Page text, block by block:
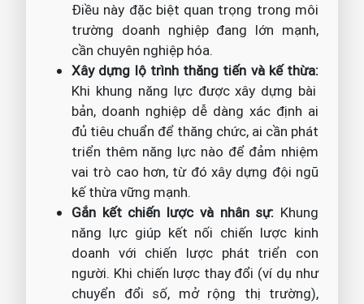
Điều này đặc biệt quan trọng trong môi
trường doanh nghiệp đang lớn mạnh,
cần chuyên nghiệp hóa.
Xây dựng lộ trình thăng tiến và kế thừa:
Khi khung năng lực được xây dựng bài
bản, doanh nghiệp dễ dàng xác định ai
đủ tiêu chuẩn để thăng chức, ai cần phát
triển thêm năng lực nào để đảm nhiệm
vai trò cao hơn, từ đó xây dựng đội ngũ
kế thừa vững mạnh.
Gắn kết chiến lược và nhân sự: Khung
năng lực giúp kết nối chiến lược kinh
doanh với chiến lược phát triển con
người. Khi chiến lược thay đổi (ví dụ như
chuyển đổi số, mở rộng thị trường),